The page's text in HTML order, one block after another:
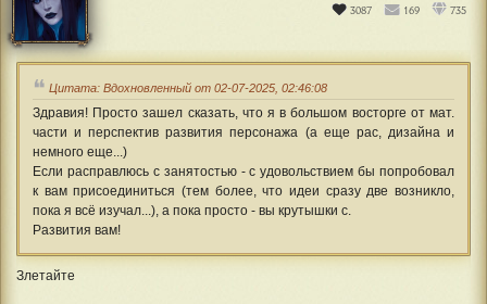
3087 169 735
Цитата: Вдохновленный от 02-07-2025, 02:46:08
Здравия! Просто зашел сказать, что я в большом восторге от мат.
части и перспектив развития персонажа (а еще рас, дизайна и
немного еще...)
Если расправлюсь с занятостью - с удовольствием бы попробовал
к вам присоединиться (тем более, что идеи сразу две возникло,
пока я всё изучал...), а пока просто - вы крутышки с.
Развития вам!
Злетайте